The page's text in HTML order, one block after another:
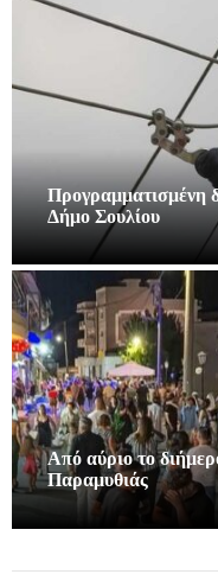
Προγραμματισμένη
Δήμο Σουλίου
Από αύριο το
Παραμυθιάς